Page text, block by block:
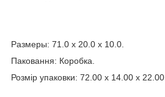
Размеры: 71.0 x 20.0 x 10.0.
Паковання: Коробка.
Розмір упаковки: 72.00 x 14.00 x 22.00.